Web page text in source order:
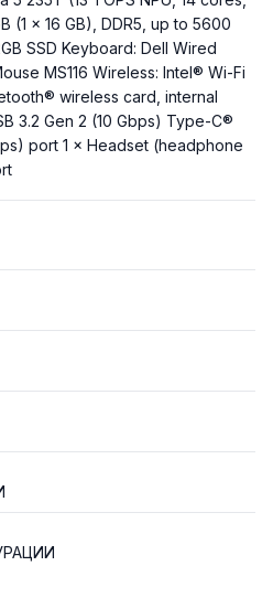
(1 x 16 GB), DDR5, up to 5600
SSD Keyboard: Dell Wired
MS116 Wireless: Intel® Wi-Fi
wireless card, internal
3.2 Gen 2 (10 Gbps) Type-C®
port 1 × Headset (headphone